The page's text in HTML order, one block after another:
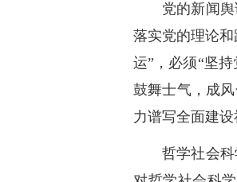
党的新闻
落实党的理论
运”，必须“坚
鼓舞士气，成
力谱写全面建设
哲学社会